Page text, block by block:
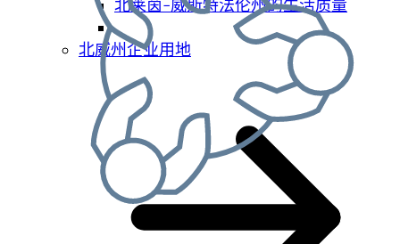
北莱茵-威斯特法伦州的生活质量
北威州企业用地